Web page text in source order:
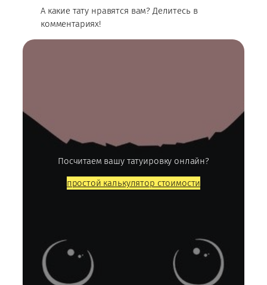
А какие тату нравятся вам? Делитесь в
комментариях!
Посчитаем вашу татуировку онлайн?
простой калькулятор стоимости